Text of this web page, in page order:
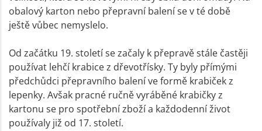
obalový karton nebo přepravní balení se v té době
ještě vůbec nemyslelo.
Od začátku 19. století se začaly k přepravě stále častěji
používat lehčí krabice z dřevotřísky. Ty byly přímými
předchůdci přepravního balení ve formě krabiček z
lepenky. Avšak pracné ručně vyráběné krabičky z
kartonu se pro spotřební zboží a každodenní život
používaly již od 17. století.